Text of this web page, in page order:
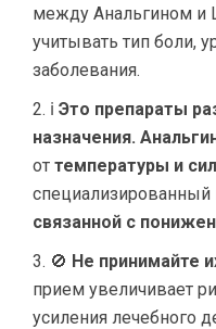
между Анальгином и
учитывать тип боли,
заболевания.
ℹ Это препараты
назначения.
от температуры и
специализированный
связанной с
🚫 Не принимайте
прием увеличивает
усиления лечебного